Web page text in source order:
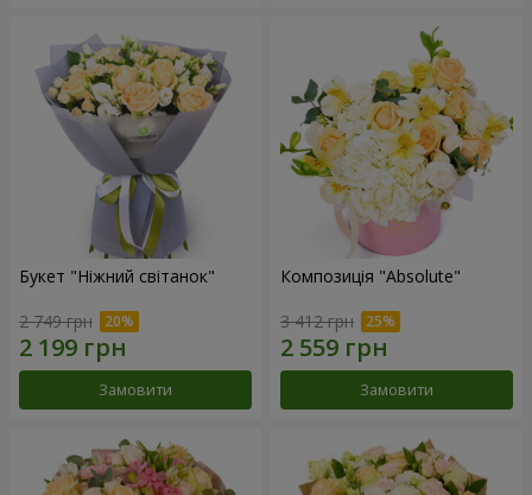
Букет "Ніжний світанок"
2 749 грн
Замовити
Композиція "Absolute"
3 412 грн
Замовити